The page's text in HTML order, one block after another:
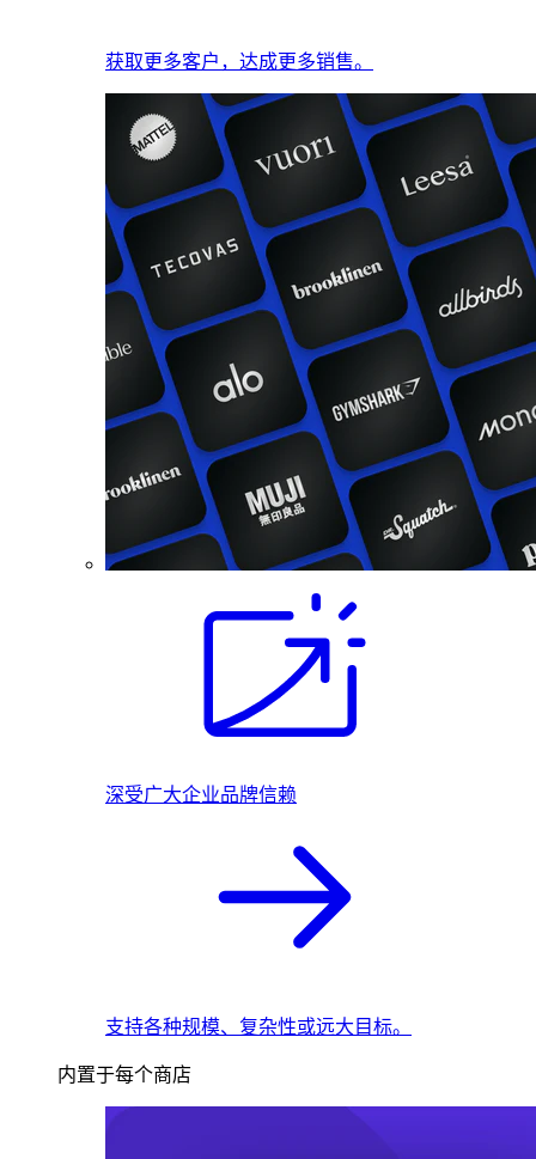
获取更多客户，达成更多销售。
深受广大企业品牌信赖
支持各种规模、复杂性或远大目标。
内置于每个商店